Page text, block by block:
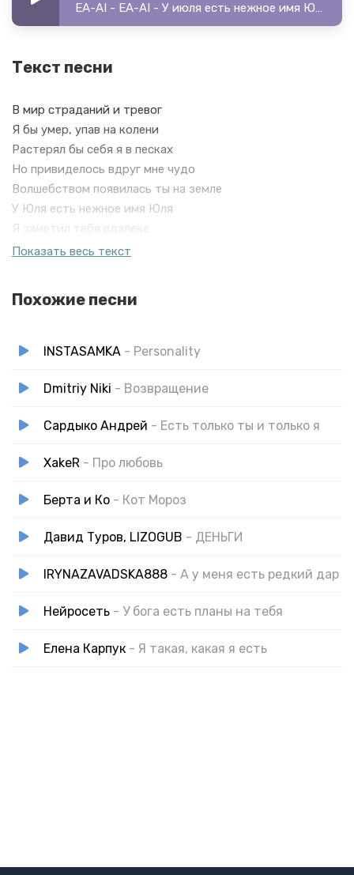
EA-AI - EA-AI - У июля есть нежное имя Юля
Текст песни
В мир страданий и тревог
Я бы умер, упав на колени
Растерял бы себя я в песках
Но привиделось вдруг мне чудо
Волшебством появилась ты на земле
У Юля есть нежное имя Юля
Я заметил тебя вдалеке
В прозрачном платье июля
Показать весь текст
Похожие песни
INSTASAMKA - Personality
Dmitriy Niki - Возвращение
Сардыко Андрей - Есть только ты и только я
XakeR - Про любовь
Берта и Ко - Кот Мороз
Давид Туров, LIZOGUB - ДЕНЬГИ
IRYNAZAVADSKA888 - А у меня есть редкий дар
Нейросеть - У бога есть планы на тебя
Елена Карпук - Я такая, какая я есть